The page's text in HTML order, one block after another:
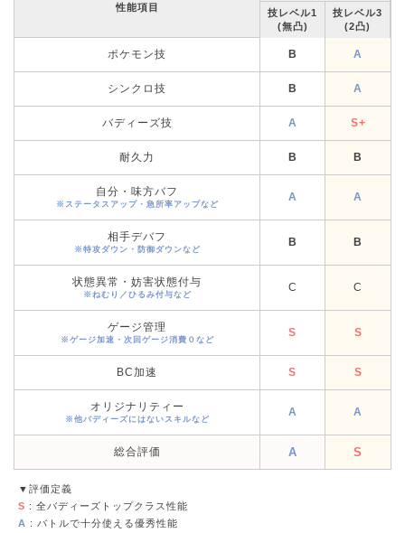
性能項目
技レベル1
(無凸)
技レベル3
(2凸)
ポケモン技 B A
シンクロ技 B A
バディーズ技 A S+
耐久力 B B
自分・味方バフ
※ステータスアップ・急所率アップなど
A A
相手デバフ
※特攻ダウン・防御ダウンなど
B B
状態異常・妨害状態付与
※ねむり／ひるみ付与など
C C
ゲージ管理
※ゲージ加速・次回ゲージ消費０など
S S
BC加速 S S
オリジナリティー
※他バディーズにはないスキルなど
A A
総合評価 A S
▼評価定義
S : 全バディーズトップクラス性能
A : バトルで十分使える優秀性能